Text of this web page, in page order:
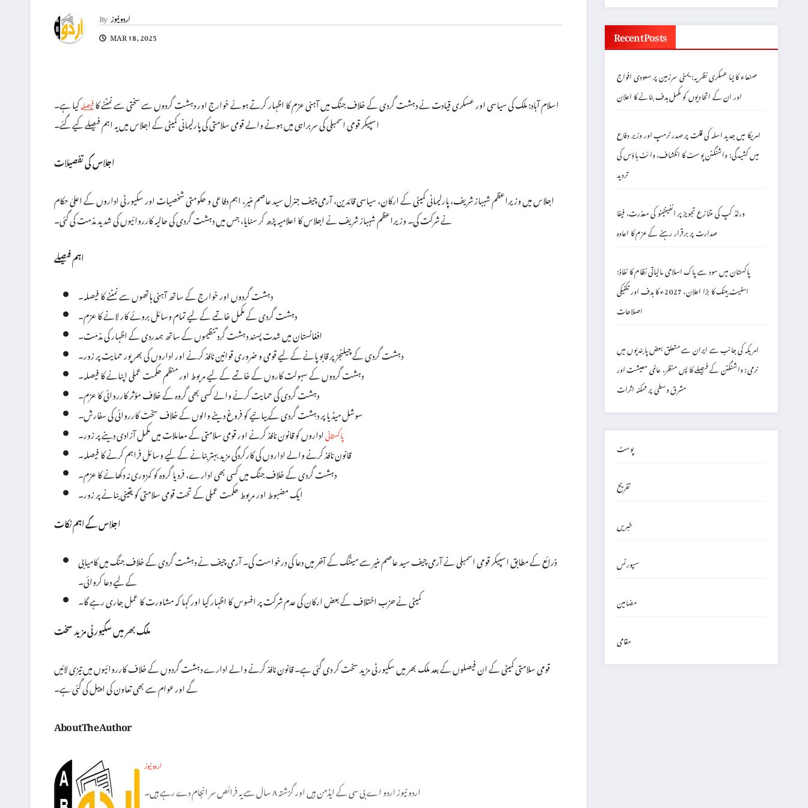
Byاردو نیوز
MAR 18, 2025
اسلام آباد: ملک کی سیاسی اور عسکری قیادت نے دہشت گردی کے خلاف جنگ میں آہنی عزم کا اظہار کرتے ہوئے خوارج اور دہشت گردوں سے سختی سے نمٹنے کافیصلہکیا ہے۔
اسپیکر قومی اسمبلی کی سربراہی میں ہونے والے قومی سلامتی کی پارلیمانی کمیٹی کے اجلاس میں یہ اہم فیصلے کیے گئے۔
اجلاس کی تفصیلات
اجلاس میں وزیراعظم شہباز شریف، پارلیمانی کمیٹی کے ارکان، سیاسی قائدین، آرمی چیف جنرل سید عاصم منیر، اہم دفاعی و حکومتی شخصیات اور سکیورٹی اداروں کے اعلیٰ حکام
نے شرکت کی۔ وزیراعظم شہباز شریف نے اجلاس کا اعلامیہ پڑھ کر سنایا، جس میں دہشت گردی کی حالیہ کارروائیوں کی شدید مذمت کی گئی۔
اہم فیصلے
دہشت گردوں اور خوارج کے ساتھ آہنی ہاتھوں سے نمٹنے کا فیصلہ۔
دہشت گردی کے مکمل خاتمے کے لیے تمام وسائل بروئے کار لانے کا عزم۔
افغانستان میں شدت پسند دہشت گرد تنظیموں کے ساتھ ہمدردی کے اظہار کی مذمت۔
دہشت گردی کے چیلنجز پر قابو پانے کے لیے قومی و ضروری قوانین نافذ کرنے اور اداروں کی بھرپور حمایت پر زور۔
دہشت گردوں کے سہولت کاروں کے خاتمے کے لیے مربوط اور منظم حکمت عملی اپنانے کا فیصلہ۔
دہشت گردی کی حمایت کرنے والے کسی بھی گروہ کے خلاف مؤثر کارروائی کا عزم۔
سوشل میڈیا پر دہشت گردی کے بیانیے کو فروغ دینے والوں کے خلاف سخت کارروائی کی سفارش۔
پاکستانیاداروں کو قانون نافذ کرنے اور قومی سلامتی کے معاملات میں مکمل آزادی دینے پر زور۔
قانون نافذ کرنے والے اداروں کی کارکردگی مزید بہتر بنانے کے لیے وسائل فراہم کرنے کا فیصلہ۔
دہشت گردی کے خلاف جنگ میں کسی بھی ادارے، فرد یا گروہ کو کمزوری نہ دکھانے کا عزم۔
ایک مضبوط اور مربوط حکمت عملی کے تحت قومی سلامتی کو یقینی بنانے پر زور۔
اجلاس کے اہم نکات
ذرائع کے مطابق اسپیکر قومی اسمبلی نے آرمی چیف سید عاصم منیر سے میٹنگ کے آخر میں دعا کی درخواست کی۔ آرمی چیف نے دہشت گردی کے خلاف جنگ میں کامیابی
کے لیے دعا کروائی۔
کمیٹی نے حزب اختلاف کے بعض ارکان کی عدم شرکت پر افسوس کا اظہار کیا اور کہا کہ مشاورت کا عمل جاری رہے گا۔
ملک بھر میں سکیورٹی مزید سخت
قومی سلامتی کمیٹی کے ان فیصلوں کے بعد ملک بھر میں سکیورٹی مزید سخت کر دی گئی ہے۔ قانون نافذ کرنے والے ادارے دہشت گردوں کے خلاف کارروائیوں میں تیزی لائیں
گے اور عوام سے بھی تعاون کی اپیل کی گئی ہے۔
About The Author
اردو نیوز
اردو نیوز اردو اے بی سی کے ایڈمن ہیں اور گزشتہ ۸ سال سے یہ فرائص سر انجام دے رہے ہیں۔
Recent Posts
صنعاء کا نیا عسکری نظریہ: یمنی سرزمین پر سعودی افواج
اور ان کے اتحادیوں کو مکمل ہدف بنانے کا اعلان
امریکا میں جدید اسلہ کی قلت پر صدر ٹرمپ اور وزیر دفاع
میں کشیدگی: واشنگٹن پوسٹ کا انکشاف، وائٹ ہاؤس کی
تردید
ورلڈ کپ کی متنازع تجویز پر انفینٹینو کی معذرت، فیفا
صدارت پر برقرار رہنے کے عزم کا اعادہ
پاکستان میں سود سے پاک اسلامی مالیاتی نظام کا نفاذ:
اسٹیٹ بینک کا بڑا اعلان، 2027ء کا ہدف اور تکنیکی
اصلاحات
امریکہ کی جانب سے ایران سے متعلق بعض پابندیوں میں
نرمی: واشنگٹن کے فیصلے کا پس منظر، عالمی معیشت اور
مشرق وسطیٰ پر ممکنہ اثرات
پوسٹ
تفریح
خبریں
سپورٹس
مضامین
مقامی